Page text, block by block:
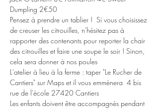
Dumpling 2€50
Pensez à prendre un tablier !  Si vous choisissez
de creuser les citrouilles, n'hésitez pas à
rapporter des contenants pour reporter la chair
des citrouilles et faire une soupe le soir ! Sinon,
cela sera donner à nos poules
L'atelier à lieu à la ferme : taper "Le Rucher de
Cantiers" sur Maps et il vous emmènera  4 bis
rue de l'école 27420 Cantiers
Les enfants doivent être accompagnés pendant